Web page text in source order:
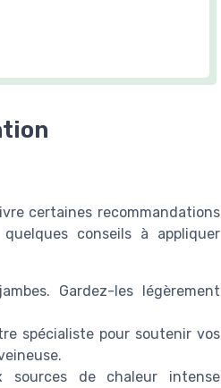
certaines recommandations
conseils à appliquer
jambes. Gardez-les légèrement
spécialiste pour soutenir vos
.
de chaleur intense